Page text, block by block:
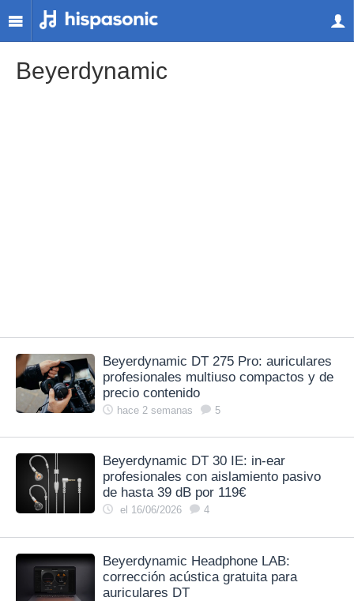
Beyerdynamic
Beyerdynamic DT 275 Pro: auriculares
profesionales multiuso compactos y de
precio contenido
hace 2 semanas 5
Beyerdynamic DT 30 IE: in‑ear
profesionales con aislamiento pasivo
de hasta 39 dB por 119€
el 16/06/2026 4
Beyerdynamic Headphone LAB:
corrección acústica gratuita para
auriculares DT